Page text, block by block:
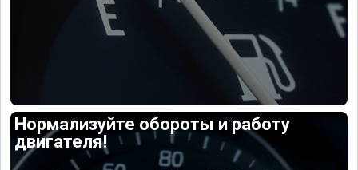
Нормализуйте обороты и работу
двигателя!